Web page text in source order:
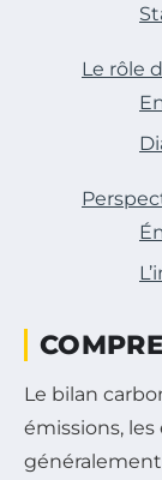
Le rôle
Le bilan
émissions,
généralement